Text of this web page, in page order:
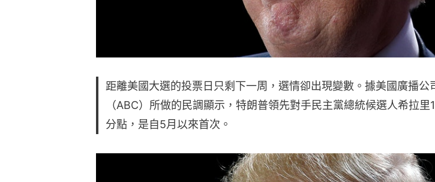
距離美國大選的投票日只剩下一周，選情卻出現變數。據美國廣播公
（ABC）所做的民調顯示，特朗普領先對手民主黨總統候選人希拉里
分點，是自5月以來首次。